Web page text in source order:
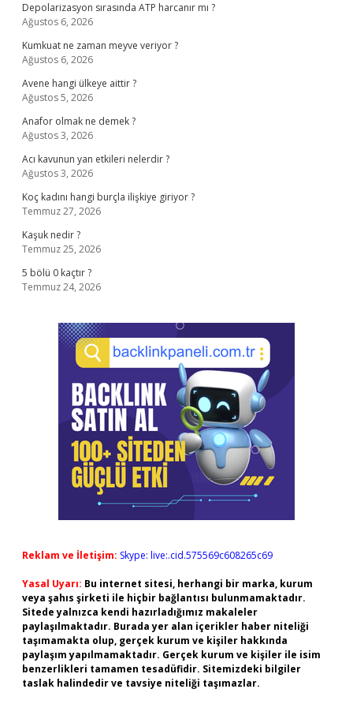
Depolarizasyon sırasında ATP harcanır mı ?
Ağustos 6, 2026
Kumkuat ne zaman meyve veriyor ?
Ağustos 6, 2026
Avene hangi ülkeye aittir ?
Ağustos 5, 2026
Anafor olmak ne demek ?
Ağustos 3, 2026
Acı kavunun yan etkileri nelerdir ?
Ağustos 3, 2026
Koç kadını hangi burçla ilişkiye giriyor ?
Temmuz 27, 2026
Kaşuk nedir ?
Temmuz 25, 2026
5 bölü 0 kaçtır ?
Temmuz 24, 2026
Reklam ve İletişim: Skype: live:.cid.575569c608265c69
Yasal Uyarı: Bu internet sitesi, herhangi bir marka, kurum
veya şahıs şirketi ile hiçbir bağlantısı bulunmamaktadır.
Sitede yalnızca kendi hazırladığımız makaleler
paylaşılmaktadır. Burada yer alan içerikler haber niteliği
taşımamakta olup, gerçek kurum ve kişiler hakkında
paylaşım yapılmamaktadır. Gerçek kurum ve kişiler ile isim
benzerlikleri tamamen tesadüfidir. Sitemizdeki bilgiler
taslak halindedir ve tavsiye niteliği taşımazlar.